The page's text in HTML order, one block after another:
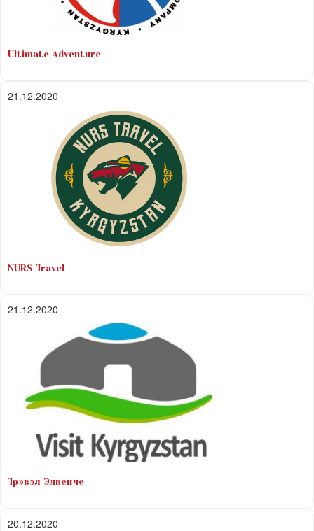
Ultimate Adventure
21.12.2020
NURS Travel
21.12.2020
Трэвэл Эдвенче
20.12.2020